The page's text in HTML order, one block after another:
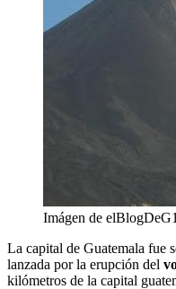
Imágen de
La capital de Guatemala fue
lanzada por la erupción del
kilómetros de la capital